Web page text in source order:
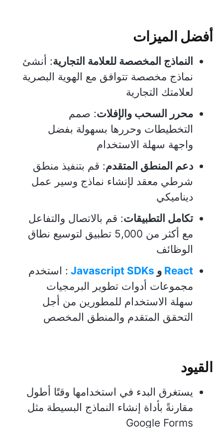
أفضل الميزات
النماذج المخصصة للعلامة التجارية: أنشئ
نماذج مخصصة تتوافق مع الهوية البصرية
لعلامتك التجارية
محرر السحب والإفلات: صمم
التخطيطات وحررها بسهولة بفضل
واجهة سهلة الاستخدام
دعم المنطق المتقدم: قم بتنفيذ منطق
شرطي معقد لإنشاء نماذج وسير عمل
ديناميكي
تكامل التطبيقات: قم بالاتصال والتفاعل
مع أكثر من 5,000 تطبيق لتوسيع نطاق
الوظائف
React و Javascript SDKs : استخدم
مجموعات أدوات تطوير البرمجيات
سهلة الاستخدام للمطورين من أجل
التحقق المتقدم والمنطق المخصص
القيود
يستغرق البدء في استخدامها وقتًا أطول
مقارنةً بأداة إنشاء النماذج البسيطة مثل
Google Forms